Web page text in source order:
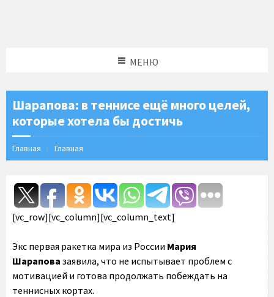
МЕНЮ
Шарапова: в теннисе ещё много целей,
которые хотела бы достичь
Главная Главная
[vc_row][vc_column][vc_column_text]
Экс первая ракетка мира из России Мария
Шарапова заявила, что не испытывает проблем с
мотивацией и готова продолжать побеждать на
теннисных кортах.